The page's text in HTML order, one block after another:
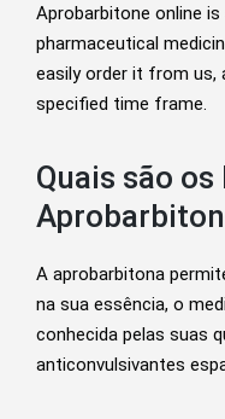
Aprobarbitone online
pharmaceutical
easily order it from us,
specified time frame.
Quais são
A aprobarbitona
na sua essência, o
conhecida pelas suas
anticonvulsivantes